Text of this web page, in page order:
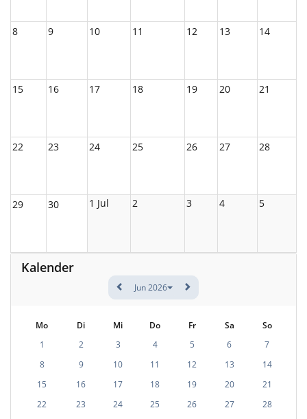
8 9 10 11 12 13 14
15 16 17 18 19 20 21
22 23 24 25 26 27 28
29 30 1 Jul 2 3 4 5
Kalender
Jun 2026
Mo Di Mi Do Fr Sa
So
1
2 3 4 5 6
7
8
9 10 11 12 13
14
15
16 17 18 19 20
21
22
23 24 25 26 27
28